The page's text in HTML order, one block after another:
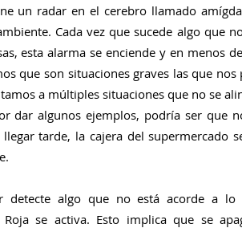
un radar en el cerebro llamado
Cada vez que sucede algo que
esta alarma se enciende y en menos
que son situaciones graves las que
a múltiples situaciones que no se
dar algunos ejemplos, podría ser que
tarde, la cajera del supermercado
detecte algo que no está acorde a lo
se activa. Esto implica que se